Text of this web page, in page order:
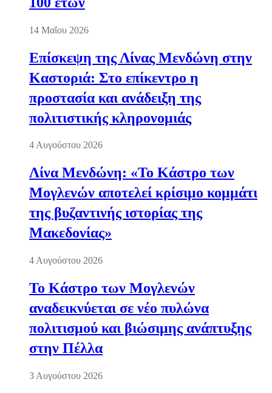
14 Μαΐου 2026
Επίσκεψη της Λίνας Μενδώνη στην
Καστοριά: Στο επίκεντρο η
προστασία και ανάδειξη της
πολιτιστικής κληρονομιάς
4 Αυγούστου 2026
Λίνα Μενδώνη: «Το Κάστρο των
Μογλενών αποτελεί κρίσιμο κομμάτι
της βυζαντινής ιστορίας της
Μακεδονίας»
4 Αυγούστου 2026
Το Κάστρο των Μογλενών
αναδεικνύεται σε νέο πυλώνα
πολιτισμού και βιώσιμης ανάπτυξης
στην Πέλλα
3 Αυγούστου 2026